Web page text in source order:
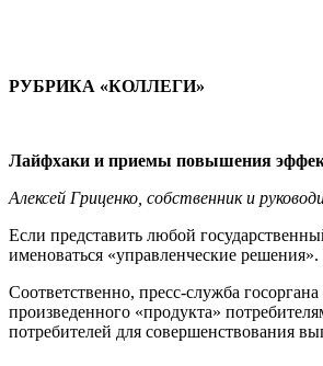
РУБРИКА «КОЛЛЕГИ»
Лайфхаки и приемы повышения
Алексей Гриценко, собственник и
Если представить любой
именоваться «управленческие
Соответственно, пресс-служба
произведенного «продукта»
потребителей для совершенствования